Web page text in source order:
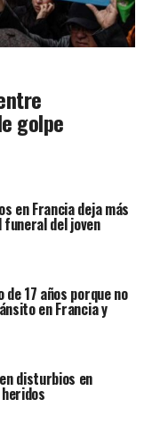
golpe
en Francia deja más
del joven
17 años porque no
en Francia y
disturbios en